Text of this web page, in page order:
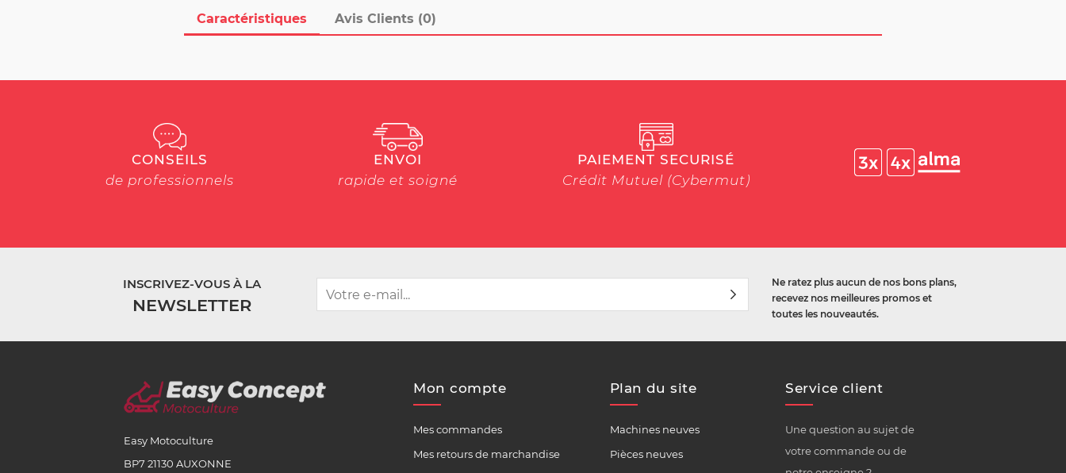
Caractéristiques Avis Clients (0)
CONSEILS
de professionnels
ENVOI
rapide et soigné
PAIEMENT SECURISÉ
Crédit Mutuel (Cybermut)
INSCRIVEZ-VOUS À LA
NEWSLETTER
Ne ratez plus aucun de nos bons plans,
recevez nos meilleures promos et
toutes les nouveautés.
Easy Motoculture
BP7 21130 AUXONNE
Mon compte
Mes commandes
Mes retours de marchandise
Plan du site
Machines neuves
Pièces neuves
Service client
Une question au sujet de
votre commande ou de